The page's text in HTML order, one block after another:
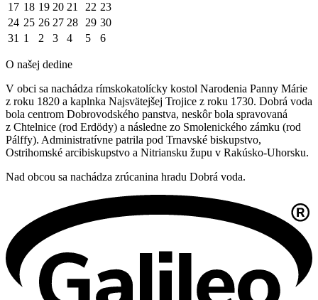
17 18 19 20 21 22 23
24 25 26 27 28 29 30
31 1 2 3 4 5 6
O našej dedine
V obci sa nachádza rímskokatolícky kostol Narodenia Panny Márie
z roku 1820 a kaplnka Najsvätejšej Trojice z roku 1730. Dobrá voda
bola centrom Dobrovodského panstva, neskôr bola spravovaná
z Chtelnice (rod Erdödy) a následne zo Smolenického zámku (rod
Pálffy). Administratívne patrila pod Trnavské biskupstvo,
Ostrihomské arcibiskupstvo a Nitriansku župu v Rakúsko-Uhorsku.
Nad obcou sa nachádza zrúcanina hradu Dobrá voda.